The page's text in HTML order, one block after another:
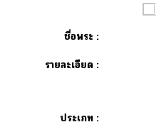
ชื่อพระ :
รายละเอียด :
ประเภท :